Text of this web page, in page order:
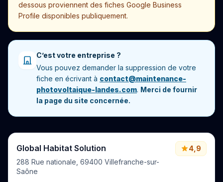
dessous proviennent des fiches Google Business
Profile disponibles publiquement.
C’est votre entreprise ?
Vous pouvez demander la suppression de votre
fiche en écrivant à contact@maintenance-
photovoltaique-landes.com. Merci de fournir
la page du site concernée.
Global Habitat Solution
288 Rue nationale, 69400 Villefranche-sur-
Saône
4,9